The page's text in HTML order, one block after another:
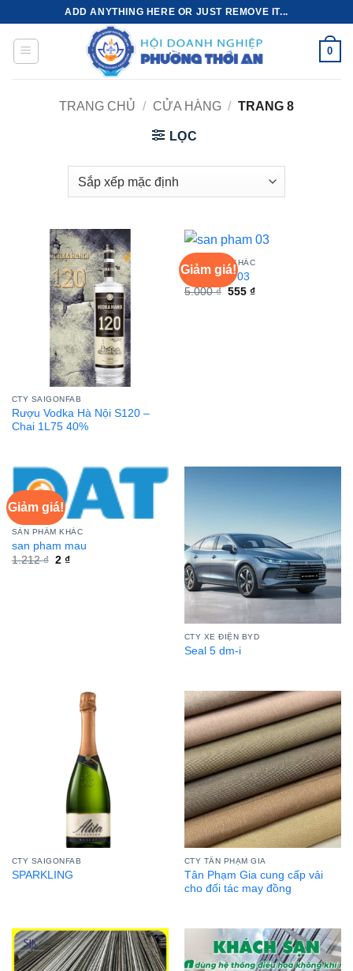
dung
ADD ANYTHING HERE OR JUST REMOVE IT...
0
TRANG CHỦ / CỬA HÀNG / TRANG 8
LỌC
CTY SAIGONFAB
Rượu Vodka Hà Nội S120 –
Chai 1L75 40%
Giảm giá!
SẢN PHẨM KHÁC
san pham 03
5.000₫ Giá
555 ₫Giá
Giảm giá!
SẢN PHẨM KHÁC
san pham mau
1.212₫ Giá
2 ₫Giá
CTY XE ĐIỆN BYD
Seal 5 dm-i
CTY SAIGONFAB
SPARKLING
CTY TÂN PHẠM GIA
Tân Phạm Gia cung cấp vải
cho đối tác may đồng